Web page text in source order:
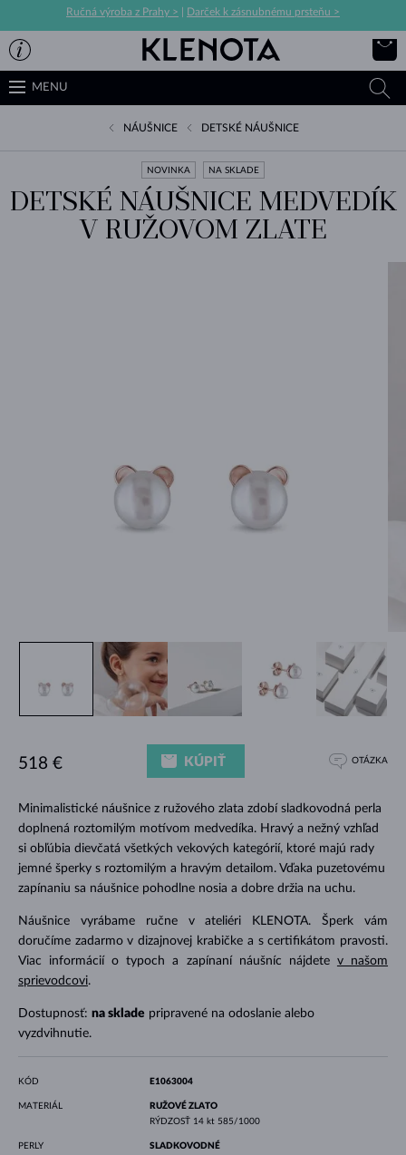
Ručná výroba z Prahy > Darček k zásnubnému prsteňu >
MENU
NÁUŠNICE DETSKÉ NÁUŠNICE
NOVINKA NA SKLADE
DETSKÉ NÁUŠNICE MEDVEDÍK
V RUŽOVOM ZLATE
Minimalistické náušnice z ružového zlata zdobí sladkovodná perla
doplnená roztomilým motívom medvedíka. Hravý a nežný vzhľad
si obľúbia dievčatá všetkých vekových kategórií, ktoré majú rady
jemné šperky s roztomilým a hravým detailom. Vďaka puzetovému
zapínaniu sa náušnice pohodlne nosia a dobre držia na uchu.
Náušnice vyrábame ručne v ateliéri KLENOTA. Šperk vám
doručíme zadarmo v dizajnovej krabičke a s certifikátom pravosti.
Viac informácií o typoch a zapínaní náušníc nájdete v našom
sprievodcovi.
Dostupnosť: na sklade pripravené na odoslanie alebo
vyzdvihnutie.
518 € KÚPIŤ OTÁZKA
KÓD E1063004
MATERIÁL
RUŽOVÉ ZLATO
RÝDZOSŤ 14 kt 585/1000
PERLY
SLADKOVODNÉ